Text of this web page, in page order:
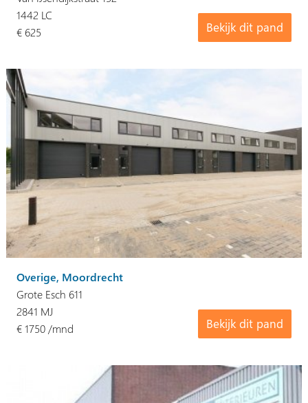
Bekijk dit pand
1442 LC
€ 625
Overige, Moordrecht
Grote Esch 611
Bekijk dit pand
2841 MJ
€ 1750 /mnd